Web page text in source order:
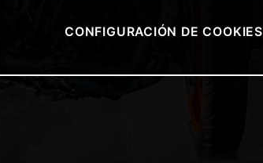
CONFIGURACIÓN DE COOKIES